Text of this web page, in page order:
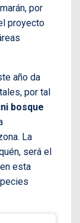
por
proyecto
año da
por tal
bosque
La
será el
esta